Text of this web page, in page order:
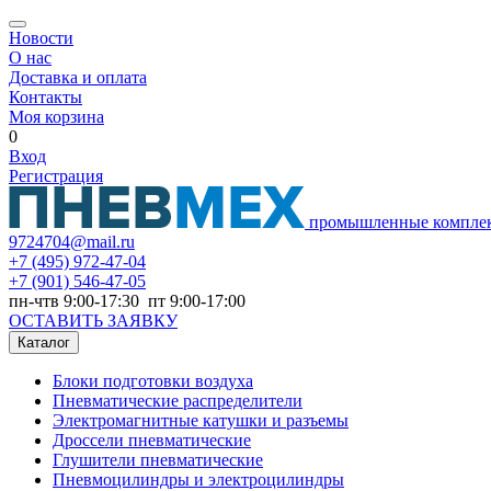
Новости
О нас
Доставка и оплата
Контакты
Моя корзина
0
Вход
Регистрация
промышленные
9724704@mail.ru
+7 (495) 972-47-04
+7 (901) 546-47-05
пн-чтв 9:00-17:30 пт 9:00-17:00
ОСТАВИТЬ ЗАЯВКУ
Каталог
Блоки подготовки воздуха
Пневматические распределители
Электромагнитные катушки и разъемы
Дроссели пневматические
Глушители пневматические
Пневмоцилиндры и электроцилиндры